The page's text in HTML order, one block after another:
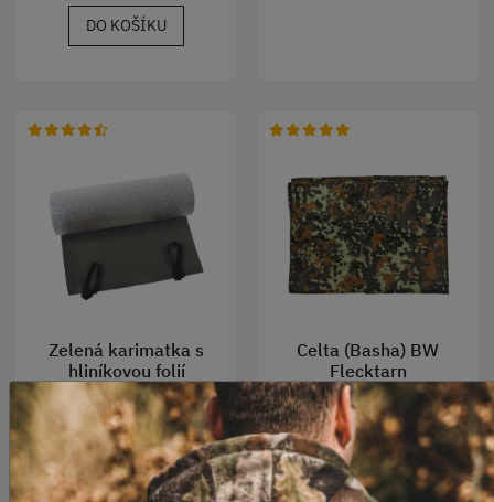
DO KOŠÍKU
Zelená karimatka s
hliníkovou folií
Skladem
360 Kč
Celta (Basha) BW
Flecktarn
Skladem
800-990 Kč